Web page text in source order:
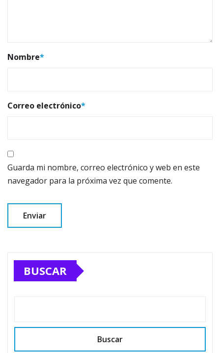
Nombre*
Correo electrónico*
Guarda mi nombre, correo electrónico y web en este
navegador para la próxima vez que comente.
BUSCAR
Buscar